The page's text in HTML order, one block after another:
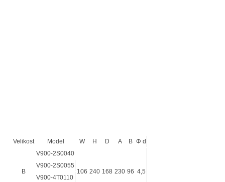
Velikost Model W H D A B Φ d
B
V900-2S0040
106 240 168 230 96 4,5
V900-2S0055
V900-4T0110